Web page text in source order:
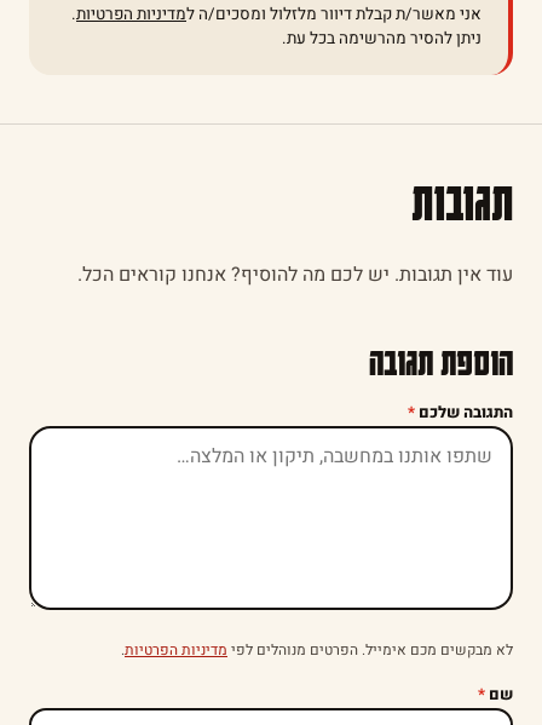
אני מאשר/ת קבלת דיוור מלזלול ומסכים/ה למדיניות הפרטיות.
ניתן להסיר מהרשימה בכל עת.
תגובות
עוד אין תגובות. יש לכם מה להוסיף? אנחנו קוראים הכל.
הוספת תגובה
התגובה שלכם *
לא מבקשים מכם אימייל. הפרטים מנוהלים לפי מדיניות הפרטיות.
שם *